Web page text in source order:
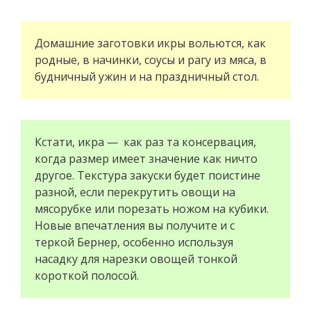
Домашние заготовки икры вольются, как
родные, в начинки, соусы и рагу из мяса, в
будничный ужин и на праздничный стол.
Кстати, икра — как раз та консервация,
когда размер имеет значение как ничто
другое. Текстура закуски будет поистине
разной, если перекрутить овощи на
мясорубке или порезать ножом на кубики.
Новые впечатления вы получите и с
теркой Бернер, особенно используя
насадку для нарезки овощей тонкой
короткой полосой.